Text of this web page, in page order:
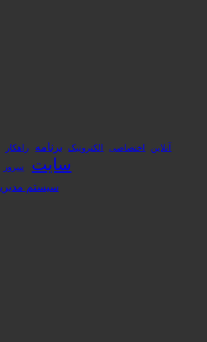
آنلاین اختصاصی الکترونیک برنامه راهکار
سایت سرور